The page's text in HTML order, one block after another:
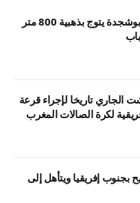
البطل المغربي عماد بوشجدة يتوج بذهبية 800 متر
تاريخا لإجراء قرعة
لكرة الصالات المغرب
بجنوب إفريقيا ويتأهل إلى